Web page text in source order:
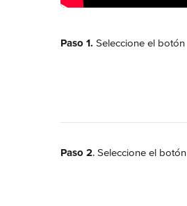
Paso 1. Seleccione el botón
Paso 2. Seleccione el botón